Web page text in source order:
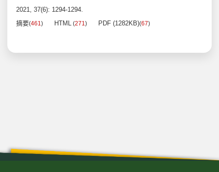
2021, 37(6): 1294-1294.
摘要(461) HTML (271) PDF (1282KB)(67)